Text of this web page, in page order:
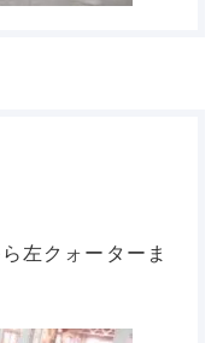
左クォーターま